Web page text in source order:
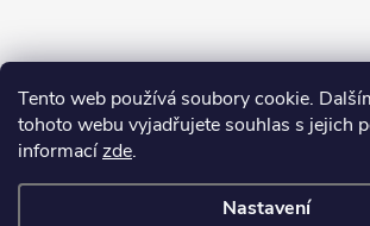
Tento web používá soubory cookie.
tohoto webu vyjadřujete souhlas s jejich
informacízde.
Nastavení